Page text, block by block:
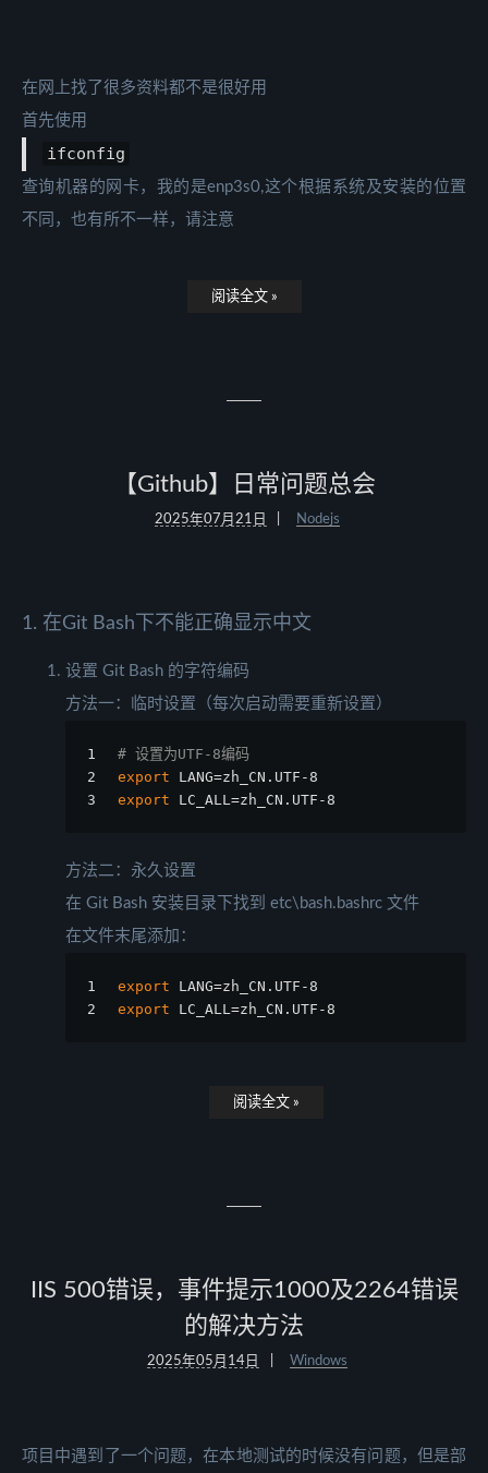
在网上找了很多资料都不是很好用
首先使用
ifconfig
查询机器的网卡，我的是enp3s0,这个根据系统及安装的位置
不同，也有所不一样，请注意
阅读全文 »
【Github】日常问题总会
2025年07月21日 Nodejs
1. 在Git Bash下不能正确显示中文
设置 Git Bash 的字符编码
方法一：临时设置（每次启动需要重新设置）
1
2
3
# 设置为UTF-8编码
export LANG=zh_CN.UTF-8
export LC_ALL=zh_CN.UTF-8
方法二：永久设置
在 Git Bash 安装目录下找到 etc\bash.bashrc 文件
在文件末尾添加：
1
2
export LANG=zh_CN.UTF-8
export LC_ALL=zh_CN.UTF-8
阅读全文 »
IIS 500错误，事件提示1000及2264错误
的解决方法
2025年05月14日 Windows
项目中遇到了一个问题，在本地测试的时候没有问题，但是部